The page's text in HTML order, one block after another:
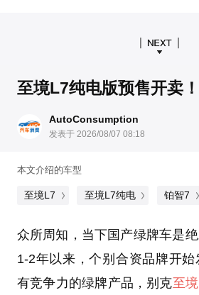
至境L7纯电版预售开卖！
AutoConsumption
发表于 2026/08/07 08:18
本文介绍的车型
至境L7 至境L7纯电 铂智7
众所周知，当下国产绿牌车是
1-2年以来，个别合资品牌开
有竞争力的绿牌产品，别克至